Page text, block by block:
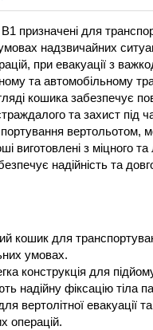
В1 призначені для
надзвичайних
при евакуації з
та автомобільному
кошика забезпечує
та захист під
вертольотом,
виготовлені з міцного та
надійність та
кошик для
умовах.
конструкція для
надійну фіксацію тіла
вертолітної евакуації та
операцій.